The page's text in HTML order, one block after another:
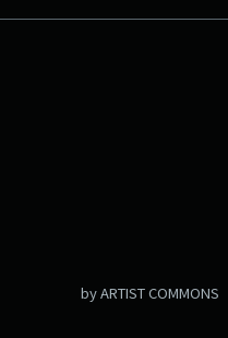
4・5のリズムにのせてリスナ
ング]－山田門努が今おすすめ
がかかるかも?リクエストテー
ク！ ▼15:00＜3時のドリル
・周辺知識」を解説！
ム：
Twitterアカウント：
by ARTIST COMMONS